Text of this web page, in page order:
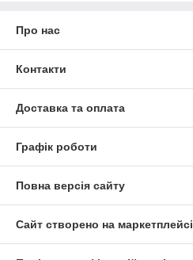
Про нас
Контакти
Доставка та оплата
Графік роботи
Повна версія сайту
Сайт створено на маркетплейсі